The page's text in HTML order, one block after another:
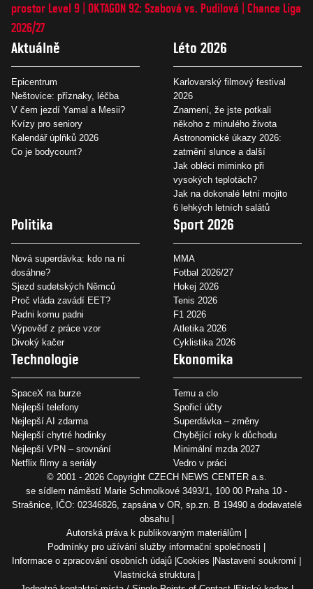
prostor Level 9 OKTAGON 92: Szabová vs. Pudilová
Chance Liga
2026/27
Aktuálně
Epicentrum
Neštovice: příznaky, léčba
V čem jezdí Yamal a Mesii?
Kvízy pro seniory
Kalendář úplňků 2026
Co je bodycount?
Léto 2026
Karlovarský filmový festival
2026
Znamení, že jste potkali
někoho z minulého života
Astronomické úkazy 2026:
zatmění slunce a další
Jak obléci miminko při
vysokých teplotách?
Jak na dokonalé letní mojito
6 lehkých letních salátů
Politika
Nová superdávka: kdo na ní
dosáhne?
Sjezd sudetských Němců
Proč vláda zavádí EET?
Padni komu padni
Výpověď z práce vzor
Divoký kačer
Sport 2026
MMA
Fotbal 2026/27
Hokej 2026
Tenis 2026
F1 2026
Atletika 2026
Cyklistika 2026
Technologie
SpaceX na burze
Nejlepší telefony
Nejlepší AI zdarma
Nejlepší chytré hodinky
Nejlepší VPN – srovnání
Netflix filmy a seriály
Ekonomika
Temu a clo
Spořicí účty
Superdávka – změny
Chybějící roky k důchodu
Minimální mzda 2027
Vedro v práci
© 2001 - 2026 Copyright CZECH NEWS CENTER a.s.
se sídlem náměstí Marie Schmolkové 3493/1, 100 00 Praha 10 -
Strašnice, IČO: 02346826, zapsána v OR, sp.zn. B 19490 a dodavatelé
obsahu
Autorská práva k publikovaným materiálům
Podmínky pro užívání služby informační společnosti
Informace o zpracování osobních údajů Cookies
Nastavení soukromí
Vlastnická struktura